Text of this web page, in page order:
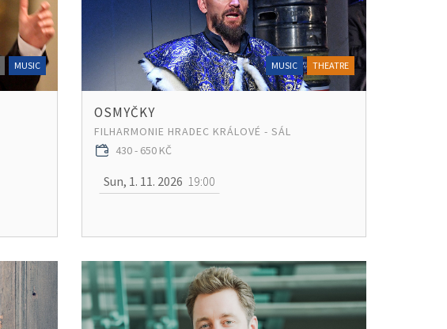
MUSIC MUSIC THEATRE
OSMYČKY
FILHARMONIE HRADEC KRÁLOVÉ - SÁL
430 - 650 KČ
Sun, 1. 11. 2026 19:00